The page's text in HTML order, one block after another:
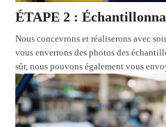
ÉTAPE 2 :
Nous concevrons et réaliserons avec
vous enverrons des photos des
sûr, nous pouvons également vous